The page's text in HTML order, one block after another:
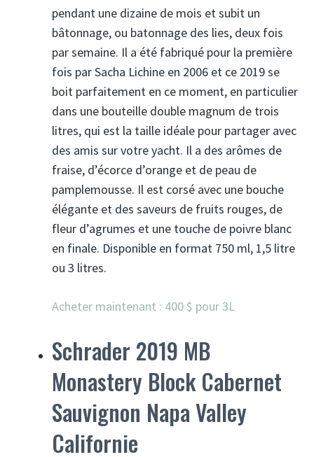
pendant une dizaine de mois et subit un
bâtonnage, ou batonnage des lies, deux fois
par semaine. Il a été fabriqué pour la première
fois par Sacha Lichine en 2006 et ce 2019 se
boit parfaitement en ce moment, en particulier
dans une bouteille double magnum de trois
litres, qui est la taille idéale pour partager avec
des amis sur votre yacht. Il a des arômes de
fraise, d’écorce d’orange et de peau de
pamplemousse. Il est corsé avec une bouche
élégante et des saveurs de fruits rouges, de
fleur d’agrumes et une touche de poivre blanc
en finale. Disponible en format 750 ml, 1,5 litre
ou 3 litres.
Acheter maintenant : 400 $ pour 3L
Schrader 2019 MB
Monastery Block Cabernet
Sauvignon Napa Valley
Californie